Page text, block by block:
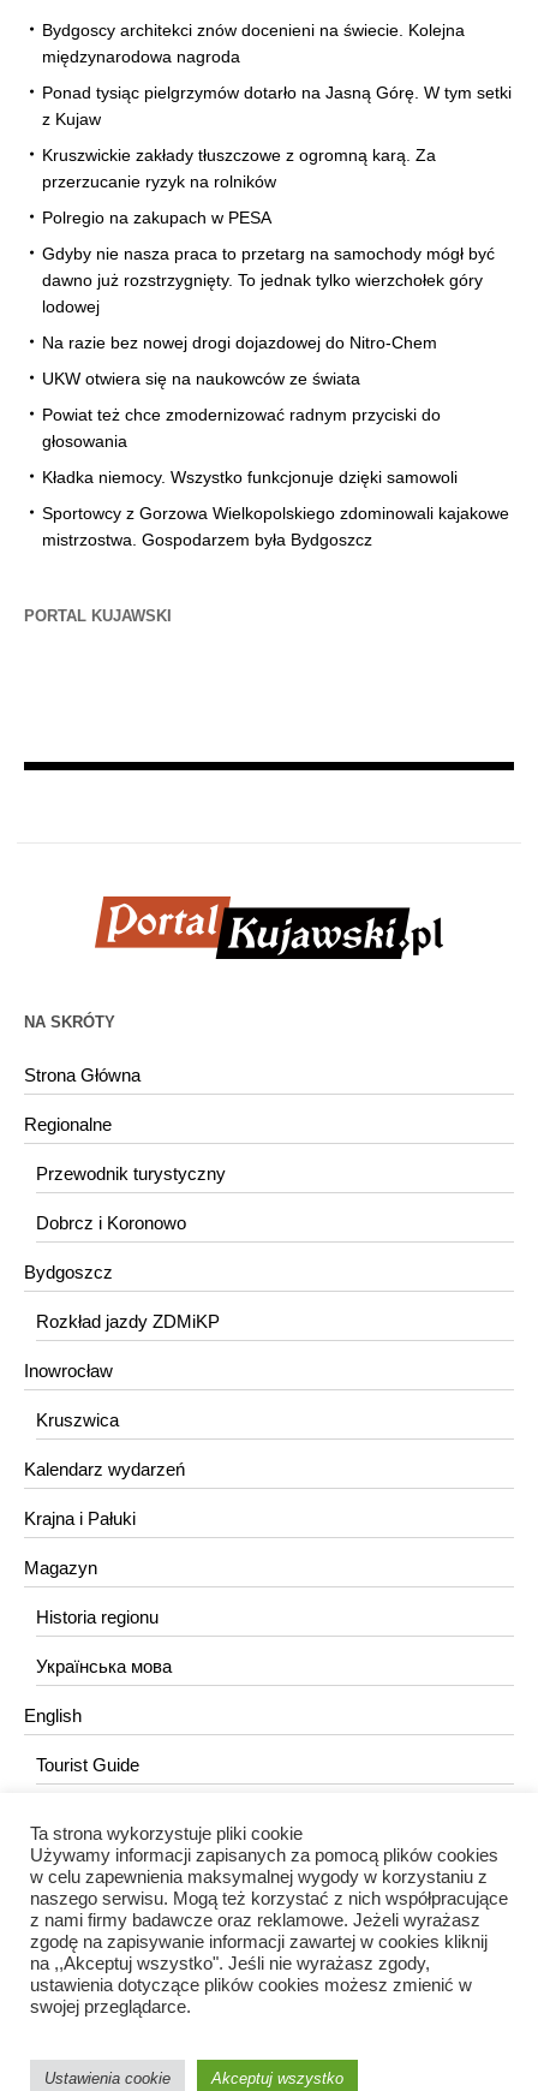
Bydgoscy architekci znów docenieni na świecie. Kolejna
międzynarodowa nagroda
Ponad tysiąc pielgrzymów dotarło na Jasną Górę. W tym setki
z Kujaw
Kruszwickie zakłady tłuszczowe z ogromną karą. Za
przerzucanie ryzyk na rolników
Polregio na zakupach w PESA
Gdyby nie nasza praca to przetarg na samochody mógł być
dawno już rozstrzygnięty. To jednak tylko wierzchołek góry
lodowej
Na razie bez nowej drogi dojazdowej do Nitro-Chem
UKW otwiera się na naukowców ze świata
Powiat też chce zmodernizować radnym przyciski do
głosowania
Kładka niemocy. Wszystko funkcjonuje dzięki samowoli
Sportowcy z Gorzowa Wielkopolskiego zdominowali kajakowe
mistrzostwa. Gospodarzem była Bydgoszcz
PORTAL KUJAWSKI
NA SKRÓTY
Strona Główna
Regionalne
Przewodnik turystyczny
Dobrcz i Koronowo
Bydgoszcz
Rozkład jazdy ZDMiKP
Inowrocław
Kruszwica
Kalendarz wydarzeń
Krajna i Pałuki
Magazyn
Historia regionu
Українська мова
English
Tourist Guide
KONTAKT
redakcja@portalkujawski.pl
Redakcja
Ta strona wykorzystuje pliki cookie
Używamy informacji zapisanych za pomocą plików cookies
w celu zapewnienia maksymalnej wygody w korzystaniu z
naszego serwisu. Mogą też korzystać z nich współpracujące
z nami firmy badawcze oraz reklamowe. Jeżeli wyrażasz
zgodę na zapisywanie informacji zawartej w cookies kliknij
na ,,Akceptuj wszystko". Jeśli nie wyrażasz zgody,
ustawienia dotyczące plików cookies możesz zmienić w
swojej przeglądarce.
Ustawienia cookie Akceptuj wszystko